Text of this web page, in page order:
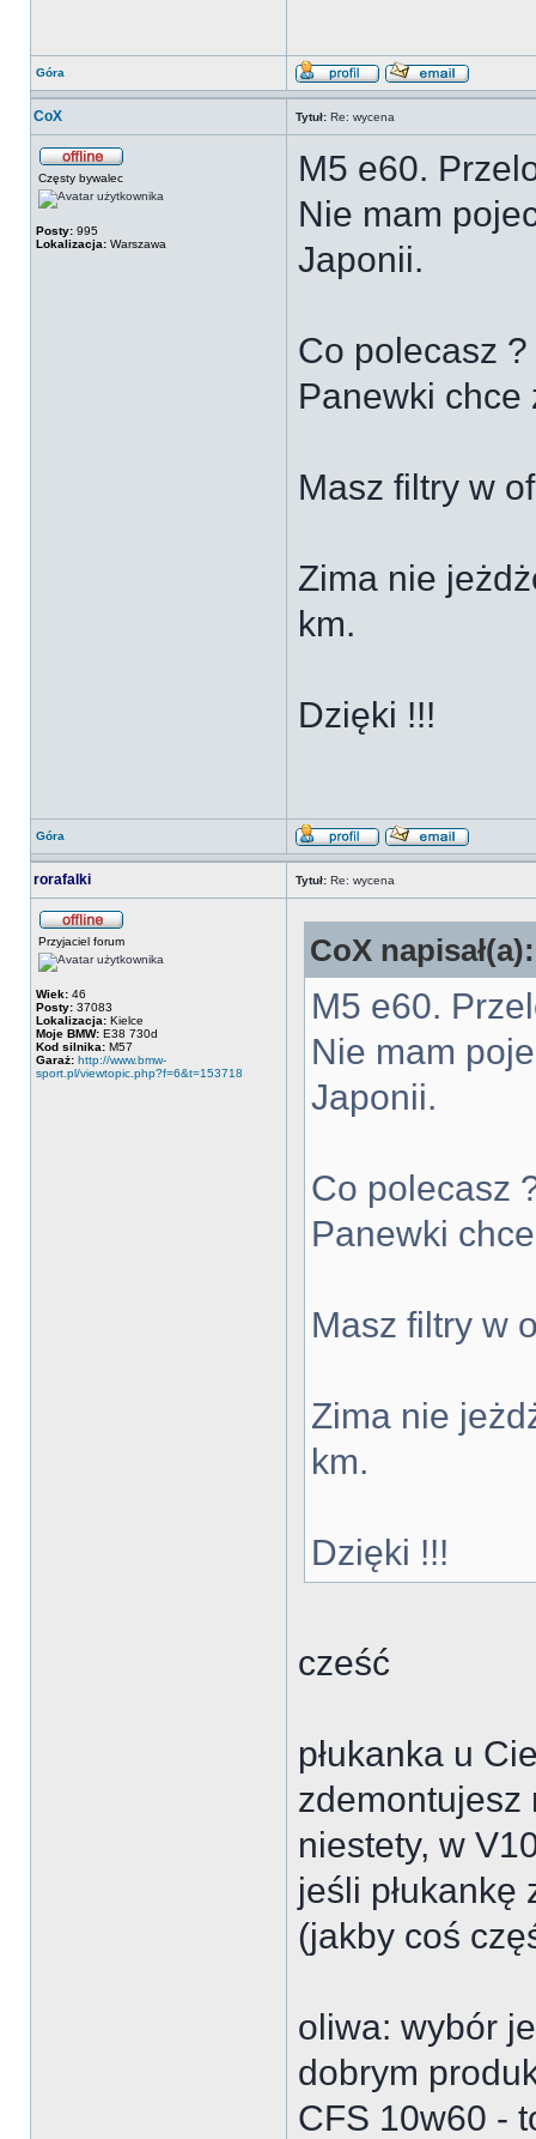
Góra
CoX Tytuł: Re: wycena
Częsty bywalec
Posty: 995
Lokalizacja: Warszawa
M5 e60.
Nie mam
Japonii.
Co polecasz ?
Panewki chce
Masz filtry w
Zima nie
km.
Dzięki !!!
Góra
rorafalki Tytuł: Re: wycena
Przyjaciel forum
Wiek: 46
Posty: 37083
Lokalizacja: Kielce
Moje BMW: E38 730d
Kod silnika: M57
Garaż: http://www.bmw-
sport.pl/viewtopic.php?f=6&t=153718
CoX napisał(a):
M5 e60.
Nie mam
Japonii.
Co polecasz
Panewki
Masz filtry w
Zima nie
km.
Dzięki !!!
cześć
płukanka u
zdemontujesz
niestety, w
jeśli
(jakby coś
oliwa: wybór
dobrym
CFS 10w60 -